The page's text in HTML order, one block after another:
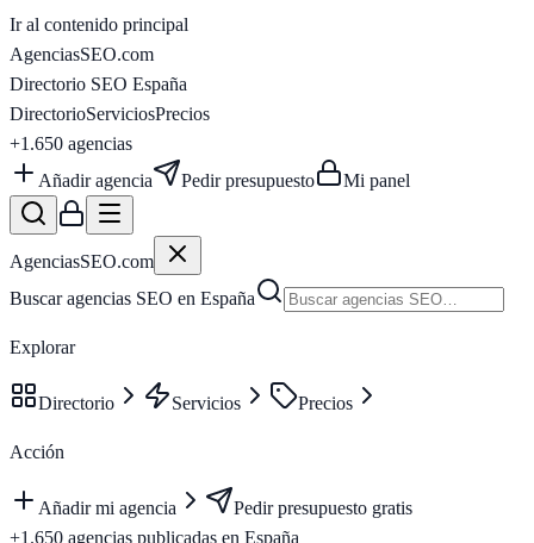
Ir al contenido principal
AgenciasSEO.com
Directorio SEO España
DirectorioServiciosPrecios
+1.650 agencias
Añadir agencia
Pedir presupuesto Mi panel
AgenciasSEO.com
Buscar agencias SEO en España
Explorar
Directorio Servicios Precios
Acción
Añadir mi agencia
Pedir presupuesto gratis
+1.650 agencias publicadas en España